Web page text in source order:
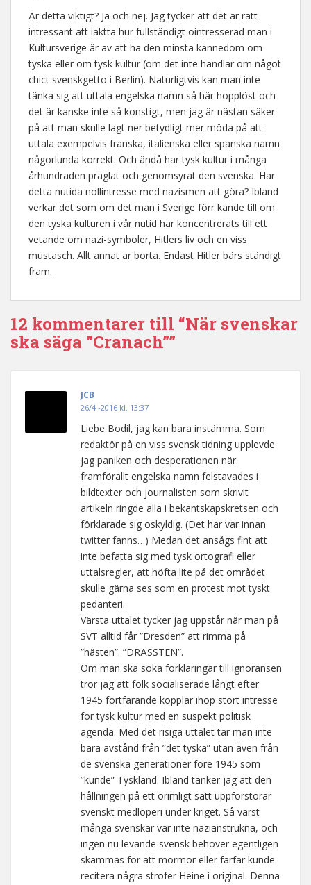
Är detta viktigt? Ja och nej. Jag tycker att det är rätt
intressant att iaktta hur fullständigt ointresserad man i
Kultursverige är av att ha den minsta kännedom om
tyska eller om tysk kultur (om det inte handlar om något
chict svenskgetto i Berlin). Naturligtvis kan man inte
tänka sig att uttala engelska namn så här hopplöst och
det är kanske inte så konstigt, men jag är nästan säker
på att man skulle lagt ner betydligt mer möda på att
uttala exempelvis franska, italienska eller spanska namn
någorlunda korrekt. Och ändå har tysk kultur i många
århundraden präglat och genomsyrat den svenska. Har
detta nutida nollintresse med nazismen att göra? Ibland
verkar det som om det man i Sverige förr kände till om
den tyska kulturen i vår nutid har koncentrerats till ett
vetande om nazi-symboler, Hitlers liv och en viss
mustasch. Allt annat är borta. Endast Hitler bärs ständigt
fram.
12 kommentarer till “När svenskar
ska säga ”Cranach””
JCB
26/4 -2016 kl. 13:37
Liebe Bodil, jag kan bara instämma. Som
redaktör på en viss svensk tidning upplevde
jag paniken och desperationen när
framförallt engelska namn felstavades i
bildtexter och journalisten som skrivit
artikeln ringde alla i bekantskapskretsen och
förklarade sig oskyldig. (Det här var innan
twitter fanns…) Medan det ansågs fint att
inte befatta sig med tysk ortografi eller
uttalsregler, att höfta lite på det området
skulle gärna ses som en protest mot tyskt
pedanteri.
Värsta uttalet tycker jag uppstår när man på
SVT alltid får ”Dresden” att rimma på
”hästen”. ”DRÄSSTEN”.
Om man ska söka förklaringar till ignoransen
tror jag att folk socialiserade långt efter
1945 fortfarande kopplar ihop stort intresse
för tysk kultur med en suspekt politisk
agenda. Med det risiga uttalet tar man inte
bara avstånd från ”det tyska” utan även från
de svenska generationer före 1945 som
”kunde” Tyskland. Ibland tänker jag att den
hållningen på ett orimligt sätt uppförstorar
svenskt medlöperi under kriget. Så värst
många svenskar var inte nazianstrukna, och
ingen nu levande svensk behöver egentligen
skämmas för att mormor eller farfar kunde
recitera några strofer Heine i original. Denna